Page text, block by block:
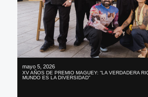
mayo 5, 2026
XV AÑOS DE PREMIO MAGUEY: “LA VERDADERA
MUNDO ES LA DIVERSIDAD”